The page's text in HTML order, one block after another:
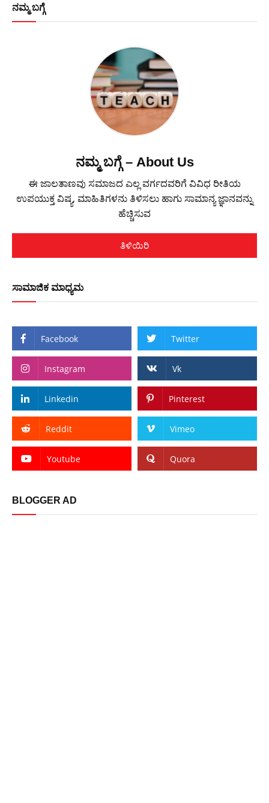
ನಮ್ಮ ಬಗ್ಗೆ
ನಮ್ಮ ಬಗ್ಗೆ – About Us
ಈ ಜಾಲತಾಣವು ಸಮಾಜದ ಎಲ್ಲ ವರ್ಗದವರಿಗೆ ವಿವಿಧ ರೀತಿಯ
ಉಪಯುಕ್ತ ವಿಷ್ಯ, ಮಾಹಿತಿಗಳನು ತಿಳಿಸಲು ಹಾಗು ಸಾಮಾನ್ಯ ಜ್ಞಾನವನ್ನು
ಹೆಚ್ಚಿಸುವ
ತಿಳಿಯಿರಿ
ಸಾಮಾಜಿಕ ಮಾಧ್ಯಮ
Facebook Twitter
Instagram Vk
Linkedin Pinterest
Reddit Vimeo
Youtube Quora
BLOGGER AD